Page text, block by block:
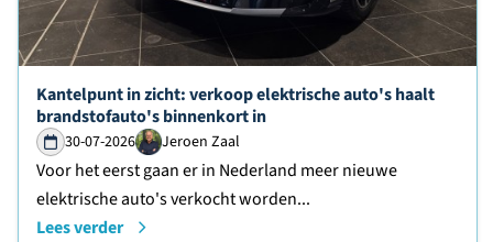
Lees verder over
Kantelpunt in zicht: verkoop elektrische auto's haalt
brandstofauto's binnenkort in
30-07-2026 Jeroen Zaal
Voor het eerst gaan er in Nederland meer nieuwe
elektrische auto's verkocht worden...
Lees verder